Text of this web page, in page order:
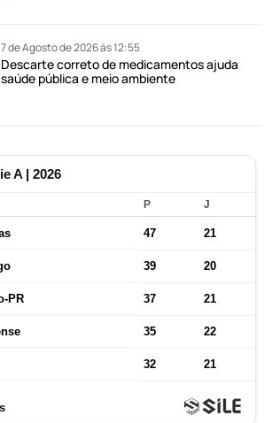
7 de Agosto de 2026 às 12:55
Descarte correto de medicamentos ajuda
saúde pública e meio ambiente